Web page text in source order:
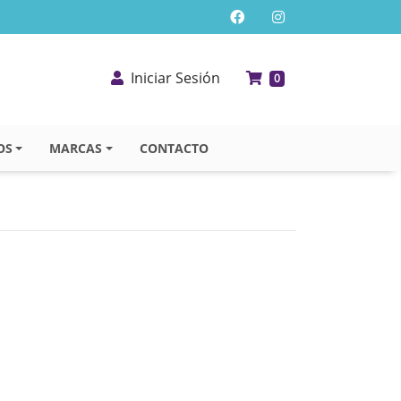
Iniciar Sesión 0
MARCAS CONTACTO